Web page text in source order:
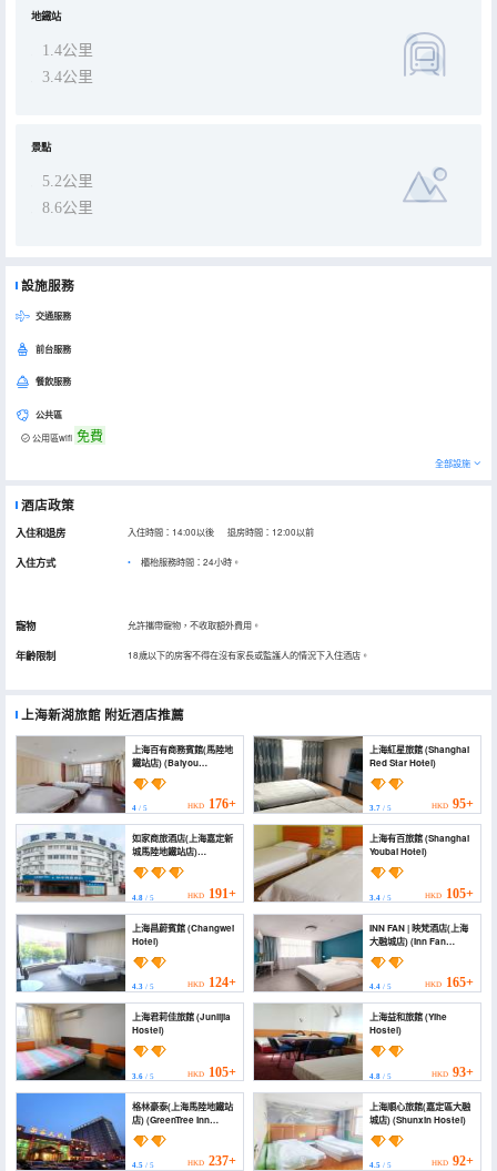
地鐵站
1.4公里
3.4公里
景點
5.2公里
8.6公里
設施服務
交通服務
前台服務
餐飲服務
公共區
公用區wifi 免費
全部設施
酒店政策
入住和退房 入住時間：14:00以後 退房時間：12:00以前
入住方式 櫃枱服務時間：24小時。
寵物 允許攜帶寵物，不收取額外費用。
年齡限制 18歲以下的房客不得在沒有家長或監護人的情況下入住酒店。
上海新湖旅館 附近酒店推薦
上海百有商務賓館(馬陸地
鐵站店) (Baiyou
Business Hostel)
4 / 5 HKD 176+
上海紅星旅館 (Shanghai
Red Star Hotel)
3.7/ 5 HKD 95+
如家商旅酒店(上海嘉定新
城馬陸地鐵站店)
(Homeinn Selected
Hotel (Shanghai Jiading
New City Malu Subway
Station Branch))
4.8 / 5 HKD 191+
上海有百旅館 (Shanghai
Youbai Hotel)
3.4/ 5 HKD 105+
上海昌蔚賓館 (Changwei
Hotel)
4.3 / 5 HKD 124+
INN FAN | 映梵酒店(上海
大融城店) (Inn Fan
Hotel(Shanghai
imixpark store))
4.4/ 5 HKD 165+
上海君莉佳旅館 (Junlijia
Hostel)
3.6 / 5 HKD 105+
上海益和旅館 (Yihe
Hostel)
4.8/ 5 HKD 93+
格林豪泰(上海馬陸地鐵站
店) (GreenTree Inn
(Shanghai Malu Metro
Station))
4.5 / 5 HKD 237+
上海順心旅館(嘉定區大融
城店) (Shunxin Hostel)
4.5/ 5 HKD 92+